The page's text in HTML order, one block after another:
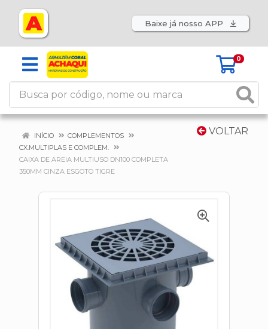
Baixe já nosso APP
0
VOLTAR
INÍCIO
COMPLEMENTOS
CX.MULTIPLAS E COMPLEM.
CAIXA DE AREIA MULTIUSO DN100 COMPLETA
350MM CINZA ESGOTO TIGRE